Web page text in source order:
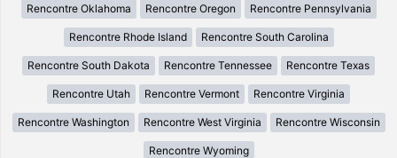
Rencontre Oklahoma Rencontre Oregon Rencontre Pennsylvania
Rencontre Rhode Island Rencontre South Carolina
Rencontre South Dakota Rencontre Tennessee Rencontre Texas
Rencontre Utah Rencontre Vermont Rencontre Virginia
Rencontre Washington Rencontre West Virginia Rencontre Wisconsin
Rencontre Wyoming